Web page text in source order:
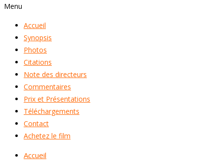
Menu
Accueil
Synopsis
Photos
Citations
Note des directeurs
Commentaires
Prix et Présentations
Téléchargements
Contact
Achetez le film
Accueil